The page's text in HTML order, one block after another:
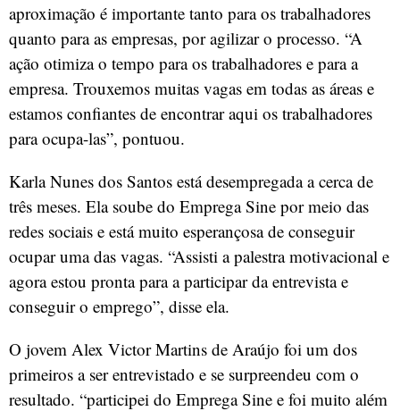
aproximação é importante tanto para os trabalhadores
quanto para as empresas, por agilizar o processo. “A
ação otimiza o tempo para os trabalhadores e para a
empresa. Trouxemos muitas vagas em todas as áreas e
estamos confiantes de encontrar aqui os trabalhadores
para ocupa-las”, pontuou.
Karla Nunes dos Santos está desempregada a cerca de
três meses. Ela soube do Emprega Sine por meio das
redes sociais e está muito esperançosa de conseguir
ocupar uma das vagas. “Assisti a palestra motivacional e
agora estou pronta para a participar da entrevista e
conseguir o emprego”, disse ela.
O jovem Alex Victor Martins de Araújo foi um dos
primeiros a ser entrevistado e se surpreendeu com o
resultado. “participei do Emprega Sine e foi muito além